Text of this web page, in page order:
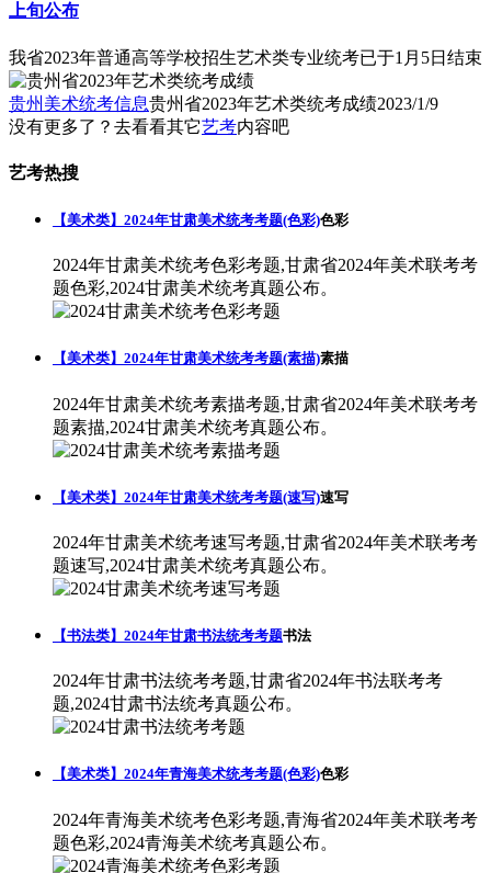
上旬公布
我省2023年普通高等学校招生艺术类专业统考已于1月5日结束
贵州美术统考信息贵州省2023年艺术类统考成绩2023/1/9
没有更多了？去看看其它艺考内容吧
艺考热搜
【美术类】2024年甘肃美术统考考题(色彩)色彩
2024年甘肃美术统考色彩考题,甘肃省2024年美术联考考
题色彩,2024甘肃美术统考真题公布。
【美术类】2024年甘肃美术统考考题(素描)素描
2024年甘肃美术统考素描考题,甘肃省2024年美术联考考
题素描,2024甘肃美术统考真题公布。
【美术类】2024年甘肃美术统考考题(速写)速写
2024年甘肃美术统考速写考题,甘肃省2024年美术联考考
题速写,2024甘肃美术统考真题公布。
【书法类】2024年甘肃书法统考考题书法
2024年甘肃书法统考考题,甘肃省2024年书法联考考
题,2024甘肃书法统考真题公布。
【美术类】2024年青海美术统考考题(色彩)色彩
2024年青海美术统考色彩考题,青海省2024年美术联考考
题色彩,2024青海美术统考真题公布。